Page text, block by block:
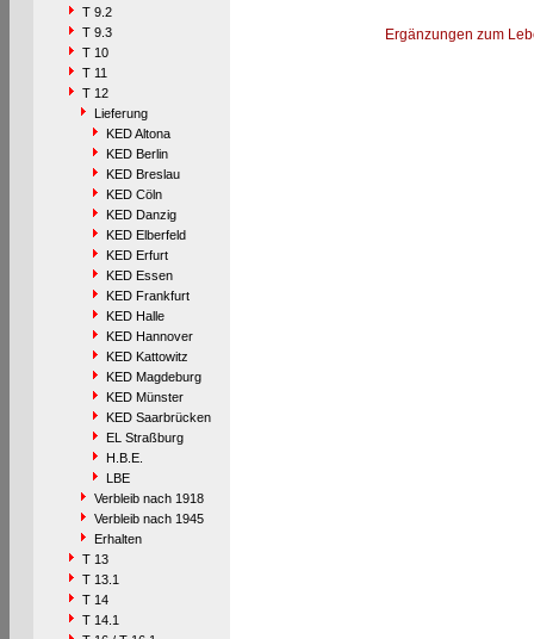
T 9.2
T 9.3
T 10
T 11
T 12
Lieferung
KED Altona
KED Berlin
KED Breslau
KED Cöln
KED Danzig
KED Elberfeld
KED Erfurt
KED Essen
KED Frankfurt
KED Halle
KED Hannover
KED Kattowitz
KED Magdeburg
KED Münster
KED Saarbrücken
EL Straßburg
H.B.E.
LBE
Verbleib nach 1918
Verbleib nach 1945
Erhalten
T 13
T 13.1
T 14
T 14.1
Ergänzungen zum